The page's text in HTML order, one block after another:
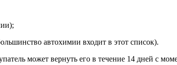
автохимии входит в этот список).
может вернуть его в течение 14 дней с